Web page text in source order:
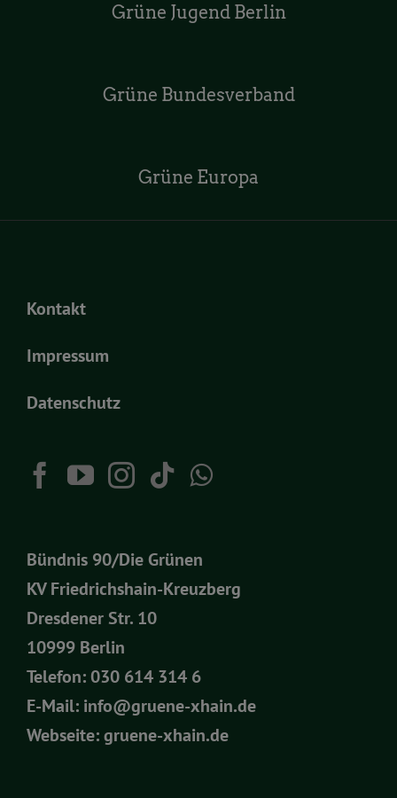
Grüne Jugend Berlin
Grüne Bundesverband
Grüne Europa
Kontakt
Impressum
Datenschutz
Bündnis 90/Die Grünen
KV Friedrichshain-Kreuzberg
Dresdener Str. 10
10999 Berlin
Telefon: 030 614 314 6
E-Mail: info@gruene-xhain.de
Webseite:gruene-xhain.de